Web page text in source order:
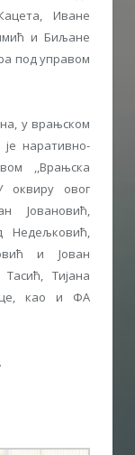
Иване
и Биљане
под управом
у врањском
наративно-
,,Врањска
оквиру овог
Јовановић,
Недељковић,
и Јован
Тијана
као и ФА